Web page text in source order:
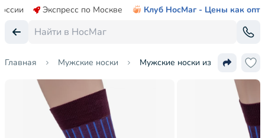
Экспресс по Москве Клуб НосМаг - Цены как опт
Главная Мужские носки Мужские носки из